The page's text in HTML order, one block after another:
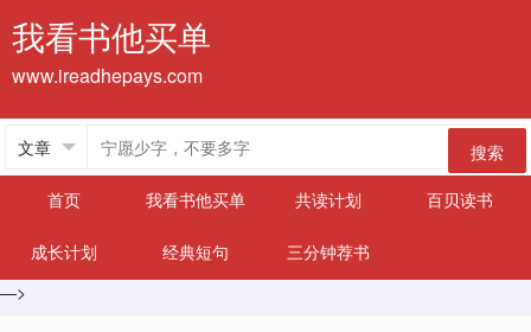
我看书他买单
www.ireadhepays.com
搜索
首页
我看书他买单 共读计划 百贝读书
成长计划 经典短句
三分钟荐书
—>